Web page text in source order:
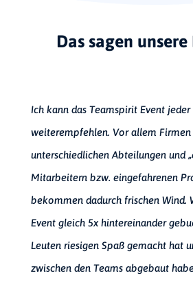
Das sagen unsere
Ich kann das Teamspirit Event
weiterempfehlen. Vor allem
unterschiedlichen Abteilungen und
Mitarbeitern bzw. eingefahrenen
bekommen dadurch frischen Wind.
Event gleich 5x hintereinander
Leuten riesigen Spaß gemacht hat
zwischen den Teams abgebaut